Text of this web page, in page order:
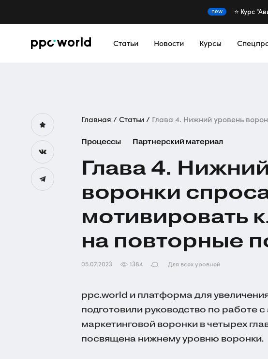
new ⭐️ Курс
Статьи Новости Курсы
Главная Статьи Глава 4. Нижний уровень
Процессы Партнерский материал
Глава 4.
воронки
мотивировать
на повторные
05.07.2023 1384 Для всех уровней
ppc.world и платформа для
подготовили руководство по работе
маркетинговой воронки в четырех
посвящена нижнему уровню воронки.